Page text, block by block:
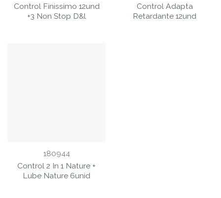
Control Finissimo 12und
+3 Non Stop D&l
Control Adapta
Retardante 12und
180944
Control 2 In 1 Nature +
Lube Nature 6unid